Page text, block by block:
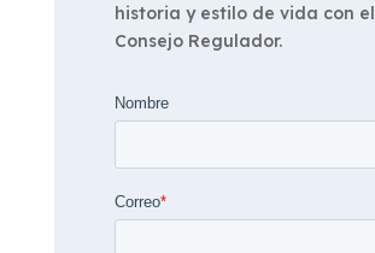
historia y estilo de vida con el
Consejo Regulador.